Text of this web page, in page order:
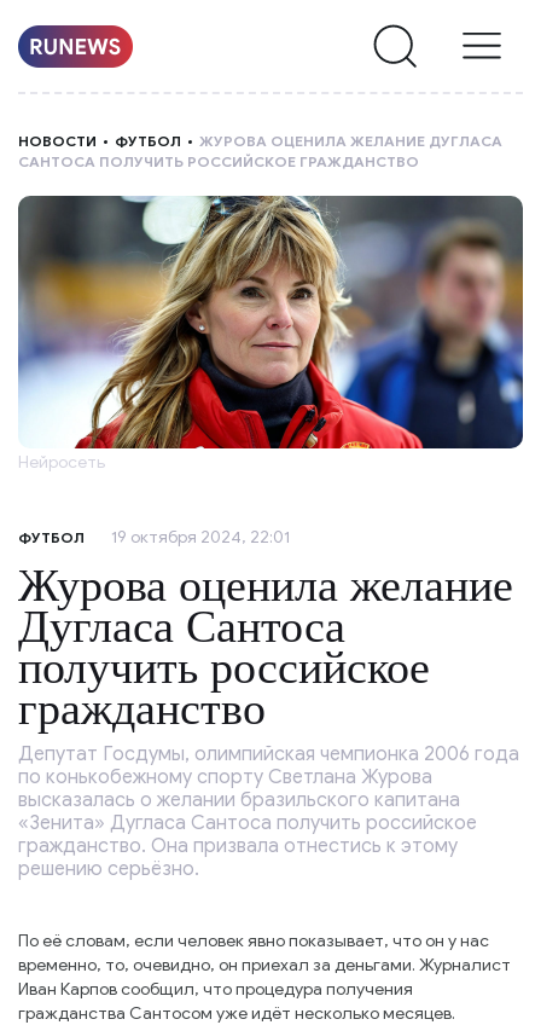
НАС
НОВОСТИ ФУТБОЛ
ЖУРОВА ОЦЕНИЛА ЖЕЛАНИЕ ДУГЛАСА
САНТОСА ПОЛУЧИТЬ РОССИЙСКОЕ ГРАЖДАНСТВО
Нейросеть
ФУТБОЛ 19 октября 2024, 22:01
Журова оценила желание
Дугласа Сантоса
получить российское
гражданство
Депутат Госдумы, олимпийская чемпионка 2006 года
по конькобежному спорту Светлана Журова
высказалась о желании бразильского капитана
«Зенита» Дугласа Сантоса получить российское
гражданство. Она призвала отнестись к этому
решению серьёзно.
По её словам, если человек явно показывает, что он у нас
временно, то, очевидно, он приехал за деньгами. Журналист
Иван Карпов сообщил, что процедура получения
гражданства Сантосом уже идёт несколько месяцев.